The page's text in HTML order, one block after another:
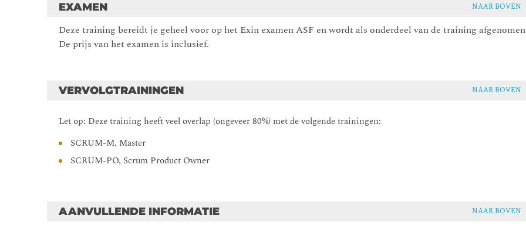
EXAMEN NAAR BOVEN
Deze training bereidt je geheel voor op het Exin examen ASF en wordt als onderdeel van de training
De prijs van het examen is inclusief.
VERVOLGTRAININGEN NAAR BOVEN
Let op: Deze training heeft veel overlap (ongeveer 80%) met de volgende trainingen:
SCRUM-M, Master
SCRUM-PO, Scrum Product Owner
AANVULLENDE INFORMATIE NAAR BOVEN